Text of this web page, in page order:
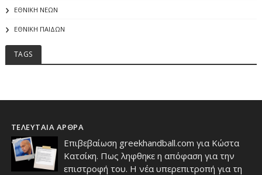
ΕΘΝΙΚΗ ΝΕΩΝ
ΕΘΝΙΚΗ ΠΑΙΔΩΝ
TAGS
ΤΕΛΕΥΤΑΙΑ ΑΡΘΡΑ
Επιβεβαίωση greekhandball.com για Κώστα
Κατσίκη. Πως ληφθηκε η απόφαση για την
επιστροφή του. Η νέα υπερεπιτροπή για τη